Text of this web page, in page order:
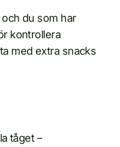
du som har
kontrollera
med extra snacks
tåget –